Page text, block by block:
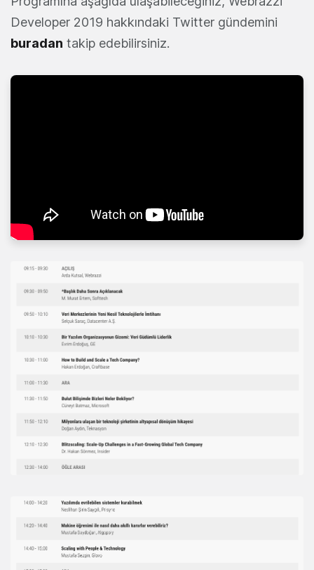
Developer 2019 hakkındaki Twitter gündemini
buradan takip edebilirsiniz.